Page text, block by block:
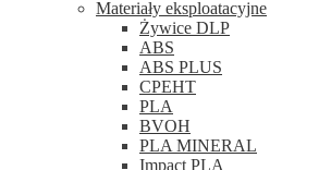
Materiały eksploatacyjne
Żywice DLP
ABS
ABS PLUS
CPEHT
PLA
BVOH
PLA MINERAL
Impact PLA